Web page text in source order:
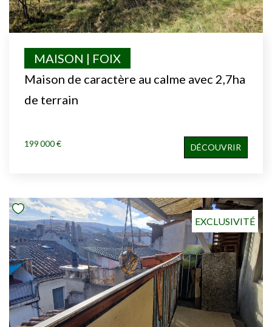
Maison de caractère au calme avec 2,7ha
de terrain
MAISON | FOIX
199 000 € DÉCOUVRIR
EXCLUSIVITÉ